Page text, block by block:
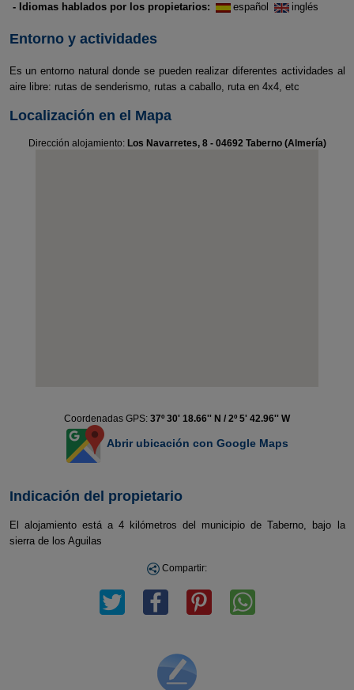
- Idiomas hablados por los propietarios: español inglés
Entorno y actividades
Es un entorno natural donde se pueden realizar diferentes actividades al
aire libre: rutas de senderismo, rutas a caballo, ruta en 4x4, etc
Localización en el Mapa
Dirección alojamiento: Los Navarretes, 8 - 04692 Taberno (Almería)
Coordenadas GPS: 37º 30' 18.66'' N / 2º 5' 42.96'' W
Abrir ubicación con Google Maps
Indicación del propietario
El alojamiento está a 4 kilómetros del municipio de Taberno, bajo la
sierra de los Aguilas
Compartir: